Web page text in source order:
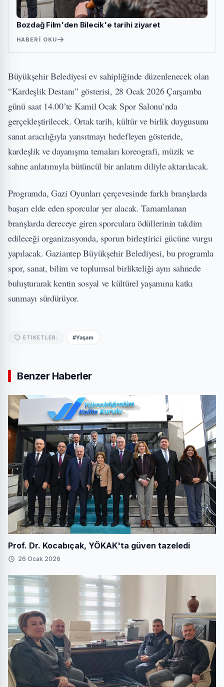
Bozdağ Film'den Bilecik'e tarihi ziyaret
HABERI OKU
Büyükşehir Belediyesi ev sahipliğinde düzenlenecek olan
“Kardeşlik Destanı” gösterisi, 28 Ocak 2026 Çarşamba
günü saat 14.00’te Kamil Ocak Spor Salonu’nda
gerçekleştirilecek. Ortak tarih, kültür ve birlik duygusunu
sanat aracılığıyla yansıtmayı hedefleyen gösteride,
kardeşlik ve dayanışma temaları koreografi, müzik ve
sahne anlatımıyla bütüncül bir anlatım diliyle aktarılacak.
Programda, Gazi Oyunları çerçevesinde farklı branşlarda
başarı elde eden sporcular yer alacak. Tamamlanan
branşlarda dereceye giren sporculara ödüllerinin takdim
edileceği organizasyonda, sporun birleştirici gücüne vurgu
yapılacak. Gaziantep Büyükşehir Belediyesi, bu programla
spor, sanat, bilim ve toplumsal birlikteliği aynı sahnede
buluşturarak kentin sosyal ve kültürel yaşamına katkı
sunmayı sürdürüyor.
ETIKETLER: #Yaşam
Benzer Haberler
Prof. Dr. Kocabıçak, YÖKAK'ta güven tazeledi
26 Ocak 2026